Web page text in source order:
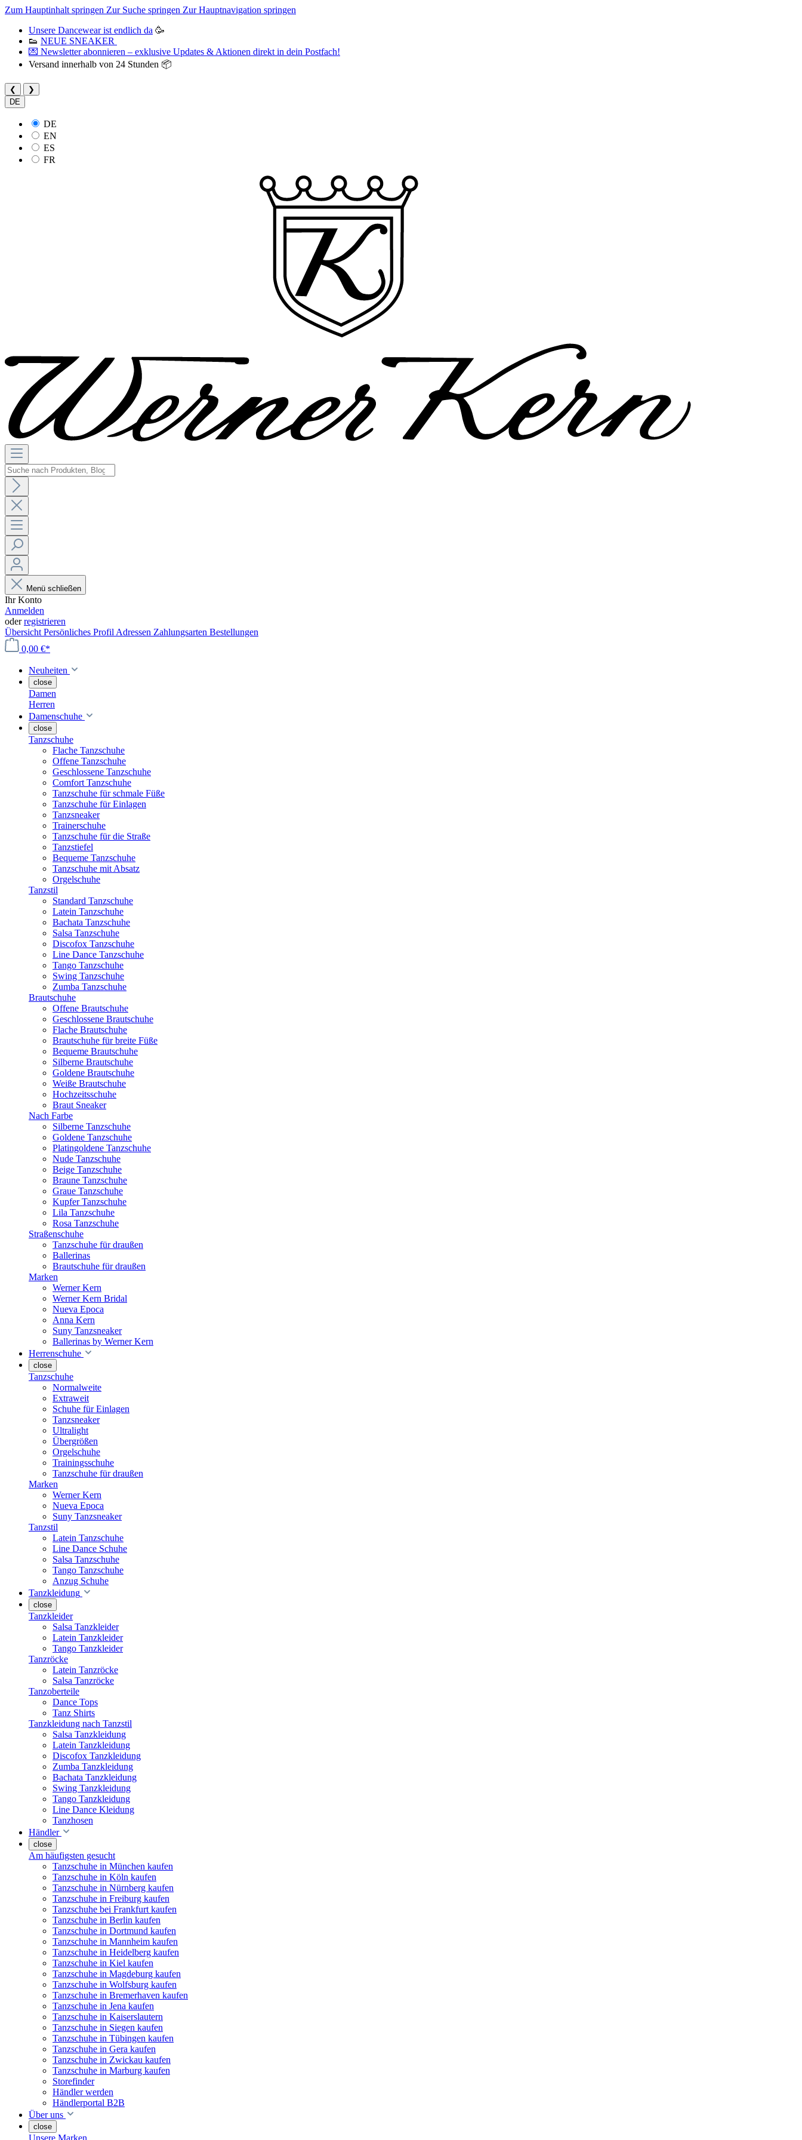
Zum Hauptinhalt springen Zur Suche springen Zur Hauptnavigation springen
Unsere Dancewear ist endlich da 🥳
👟 NEUE SNEAKER
💌 Newsletter abonnieren – exklusive Updates & Aktionen direkt in dein Postfach!
Versand innerhalb von 24 Stunden 📦
❮
❯
DE
DE
EN
ES
FR
Menü schließen
Ihr Konto
Anmelden
oderregistrieren
Übersicht Persönliches Profil Adressen Zahlungsarten Bestellungen
0,00 €*
Neuheiten
close
Damen
Herren
Damenschuhe
close
Tanzschuhe
Flache Tanzschuhe
Offene Tanzschuhe
Geschlossene Tanzschuhe
Comfort Tanzschuhe
Tanzschuhe für schmale Füße
Tanzschuhe für Einlagen
Tanzsneaker
Trainerschuhe
Tanzschuhe für die Straße
Tanzstiefel
Bequeme Tanzschuhe
Tanzschuhe mit Absatz
Orgelschuhe
Tanzstil
Standard Tanzschuhe
Latein Tanzschuhe
Bachata Tanzschuhe
Salsa Tanzschuhe
Discofox Tanzschuhe
Line Dance Tanzschuhe
Tango Tanzschuhe
Swing Tanzschuhe
Zumba Tanzschuhe
Brautschuhe
Offene Brautschuhe
Geschlossene Brautschuhe
Flache Brautschuhe
Brautschuhe für breite Füße
Bequeme Brautschuhe
Silberne Brautschuhe
Goldene Brautschuhe
Weiße Brautschuhe
Hochzeitsschuhe
Braut Sneaker
Nach Farbe
Silberne Tanzschuhe
Goldene Tanzschuhe
Platingoldene Tanzschuhe
Nude Tanzschuhe
Beige Tanzschuhe
Braune Tanzschuhe
Graue Tanzschuhe
Kupfer Tanzschuhe
Lila Tanzschuhe
Rosa Tanzschuhe
Straßenschuhe
Tanzschuhe für draußen
Ballerinas
Brautschuhe für draußen
Marken
Werner Kern
Werner Kern Bridal
Nueva Epoca
Anna Kern
Suny Tanzsneaker
Ballerinas by Werner Kern
Herrenschuhe
close
Tanzschuhe
Normalweite
Extraweit
Schuhe für Einlagen
Tanzsneaker
Ultralight
Übergrößen
Orgelschuhe
Trainingsschuhe
Tanzschuhe für draußen
Marken
Werner Kern
Nueva Epoca
Suny Tanzsneaker
Tanzstil
Latein Tanzschuhe
Line Dance Schuhe
Salsa Tanzschuhe
Tango Tanzschuhe
Anzug Schuhe
Tanzkleidung
close
Tanzkleider
Salsa Tanzkleider
Latein Tanzkleider
Tango Tanzkleider
Tanzröcke
Latein Tanzröcke
Salsa Tanzröcke
Tanzoberteile
Dance Tops
Tanz Shirts
Tanzkleidung nach Tanzstil
Salsa Tanzkleidung
Latein Tanzkleidung
Discofox Tanzkleidung
Zumba Tanzkleidung
Bachata Tanzkleidung
Swing Tanzkleidung
Tango Tanzkleidung
Line Dance Kleidung
Tanzhosen
Händler
close
Am häufigsten gesucht
Tanzschuhe in München kaufen
Tanzschuhe in Köln kaufen
Tanzschuhe in Nürnberg kaufen
Tanzschuhe in Freiburg kaufen
Tanzschuhe bei Frankfurt kaufen
Tanzschuhe in Berlin kaufen
Tanzschuhe in Dortmund kaufen
Tanzschuhe in Mannheim kaufen
Tanzschuhe in Heidelberg kaufen
Tanzschuhe in Kiel kaufen
Tanzschuhe in Magdeburg kaufen
Tanzschuhe in Wolfsburg kaufen
Tanzschuhe in Bremerhaven kaufen
Tanzschuhe in Jena kaufen
Tanzschuhe in Kaiserslautern
Tanzschuhe in Siegen kaufen
Tanzschuhe in Tübingen kaufen
Tanzschuhe in Gera kaufen
Tanzschuhe in Zwickau kaufen
Tanzschuhe in Marburg kaufen
Storefinder
Händler werden
Händlerportal B2B
Über uns
close
Unsere Marken